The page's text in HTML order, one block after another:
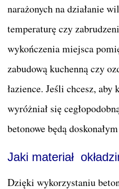
narażonych na działanie
temperaturę czy
wykończenia miejsca
zabudową kuchenną czy
łazience. Jeśli chcesz,
wyróżniał się
betonowe będą
Jaki materiał
Dzięki wykorzystaniu